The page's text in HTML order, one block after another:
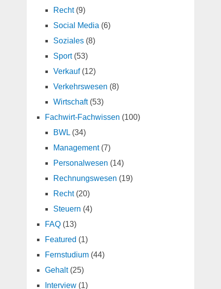
Recht(9)
Social Media (6)
Soziales(8)
Sport(53)
Verkauf(12)
Verkehrswesen (8)
Wirtschaft(53)
Fachwirt-Fachwissen (100)
BWL(34)
Management(7)
Personalwesen (14)
Rechnungswesen (19)
Recht(20)
Steuern (4)
FAQ(13)
Featured (1)
Fernstudium(44)
Gehalt(25)
Interview(1)